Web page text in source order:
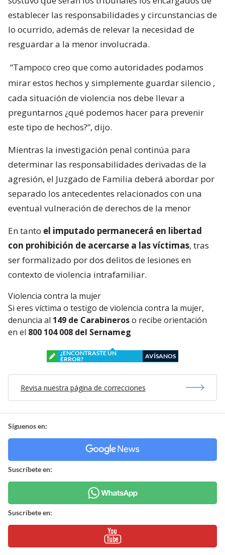
establecer las responsabilidades y circunstancias de
lo ocurrido, además de relevar la necesidad de
resguardar a la menor involucrada.
“Tampoco creo que como autoridades podamos
mirar estos hechos y simplemente guardar silencio ,
cada situación de violencia nos debe llevar a
preguntarnos ¿qué podemos hacer para prevenir
este tipo de hechos?”, dijo.
Mientras la investigación penal continúa para
determinar las responsabilidades derivadas de la
agresión, el Juzgado de Familia deberá abordar por
separado los antecedentes relacionados con una
eventual vulneración de derechos de la menor
En tanto el imputado permanecerá en libertad
con prohibición de acercarse a las víctimas, tras
ser formalizado por dos delitos de lesiones en
contexto de violencia intrafamiliar.
Violencia contra la mujer
Si eres víctima o testigo de violencia contra la mujer,
denuncia al 149 de Carabineroso recibe orientación
en el 800 104 008 del Sernameg
¿ENCONTRASTE UN
ERROR?
AVÍSANOS
Revisa nuestra página de correcciones
Síguenos en:
Suscríbete en:
Suscríbete en: